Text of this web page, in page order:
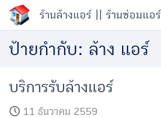
Skip
to
content
ร้านล้างแอร์ || ร้านซ่อมแอร์
ป้ายกำกับ: ล้าง แอร์
บริการรับล้างแอร์
11 ธันวาคม 2559